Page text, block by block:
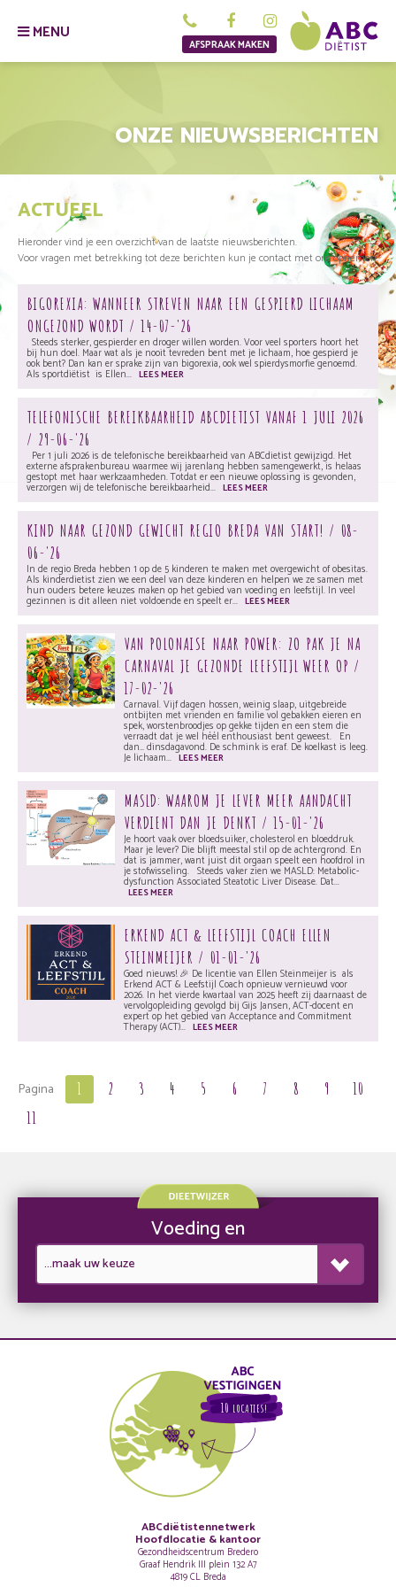
ONZE NIEUWSBERICHTEN
AFSPRAAK MAKEN
MENU
ACTUEEL
Hieronder vind je een overzicht van de laatste nieuwsberichten.
Voor vragen met betrekking tot deze berichten kun je contact met ons opnemen.
BIGOREXIA: WANNEER STREVEN NAAR EEN GESPIERD LICHAAM
ONGEZOND WORDT / 14-07-'26
Steeds sterker, gespierder en droger willen worden. Voor veel sporters hoort het
bij hun doel. Maar wat als je nooit tevreden bent met je lichaam, hoe gespierd je
ook bent? Dan kan er sprake zijn van bigorexia, ook wel spierdysmorfie genoemd.
Als sportdiëtist is Ellen... LEES MEER
TELEFONISCHE BEREIKBAARHEID ABCDIETIST VANAF 1 JULI 2026
/ 29-06-'26
Per 1 juli 2026 is de telefonische bereikbaarheid van ABCdietist gewijzigd. Het
externe afsprakenbureau waarmee wij jarenlang hebben samengewerkt, is helaas
gestopt met haar werkzaamheden. Totdat er een nieuwe oplossing is gevonden,
verzorgen wij de telefonische bereikbaarheid... LEES MEER
KIND NAAR GEZOND GEWICHT REGIO BREDA VAN START! / 08-
06-'26
In de regio Breda hebben 1 op de 5 kinderen te maken met overgewicht of obesitas.
Als kinderdietist zien we een deel van deze kinderen en helpen we ze samen met
hun ouders betere keuzes maken op het gebied van voeding en leefstijl. In veel
gezinnen is dit alleen niet voldoende en speelt er... LEES MEER
VAN POLONAISE NAAR POWER: ZO PAK JE NA
CARNAVAL JE GEZONDE LEEFSTIJL WEER OP /
17-02-'26
Carnaval. Vijf dagen hossen, weinig slaap, uitgebreide
ontbijten met vrienden en familie vol gebakken eieren en
spek, worstenbroodjes op gekke tijden en een stem die
verraadt dat je wel héél enthousiast bent geweest. En
dan… dinsdagavond. De schmink is eraf. De koelkast is leeg.
Je lichaam... LEES MEER
MASLD: WAAROM JE LEVER MEER AANDACHT
VERDIENT DAN JE DENKT / 15-01-'26
Je hoort vaak over bloedsuiker, cholesterol en bloeddruk.
Maar je lever? Die blijft meestal stil op de achtergrond. En
dat is jammer, want juist dit orgaan speelt een hoofdrol in
je stofwisseling. Steeds vaker zien we MASLD: Metabolic-
dysfunction Associated Steatotic Liver Disease. Dat...
LEES MEER
ERKEND ACT & LEEFSTIJL COACH ELLEN
STEINMEIJER / 01-01-'26
Goed nieuws! 🎉 De licentie van Ellen Steinmeijer is als
Erkend ACT & Leefstijl Coach opnieuw vernieuwd voor
2026. In het vierde kwartaal van 2025 heeft zij daarnaast de
vervolgopleiding gevolgd bij Gijs Jansen, ACT-docent en
expert op het gebied van Acceptance and Commitment
Therapy (ACT)... LEES MEER
Pagina 1 2 3 4 5 6 7 8 9
10
11
Voeding en
10 LOCATIES!
ABCdiëtistennetwerk
Hoofdlocatie & kantoor
Gezondheidscentrum Bredero
Graaf Hendrik III plein 132 A7
4819 CL Breda